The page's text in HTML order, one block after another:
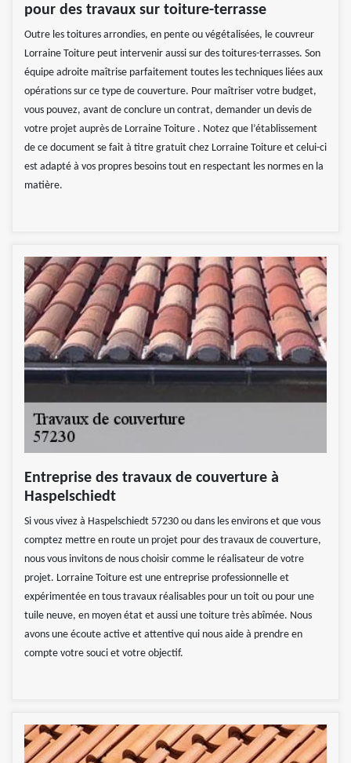
pour des travaux sur toiture-terrasse
Outre les toitures arrondies, en pente ou végétalisées, le couvreur
Lorraine Toiture peut intervenir aussi sur des toitures-terrasses. Son
équipe adroite maîtrise parfaitement toutes les techniques liées aux
opérations sur ce type de couverture. Pour maîtriser votre budget,
vous pouvez, avant de conclure un contrat, demander un devis de
votre projet auprès de Lorraine Toiture . Notez que l’établissement
de ce document se fait à titre gratuit chez Lorraine Toiture et celui-ci
est adapté à vos propres besoins tout en respectant les normes en la
matière.
Entreprise des travaux de couverture à
Haspelschiedt
Si vous vivez à Haspelschiedt 57230 ou dans les environs et que vous
comptez mettre en route un projet pour des travaux de couverture,
nous vous invitons de nous choisir comme le réalisateur de votre
projet. Lorraine Toiture est une entreprise professionnelle et
expérimentée en tous travaux réalisables pour un toit ou pour une
tuile neuve, en moyen état et aussi une toiture très abîmée. Nous
avons une écoute active et attentive qui nous aide à prendre en
compte votre souci et votre objectif.